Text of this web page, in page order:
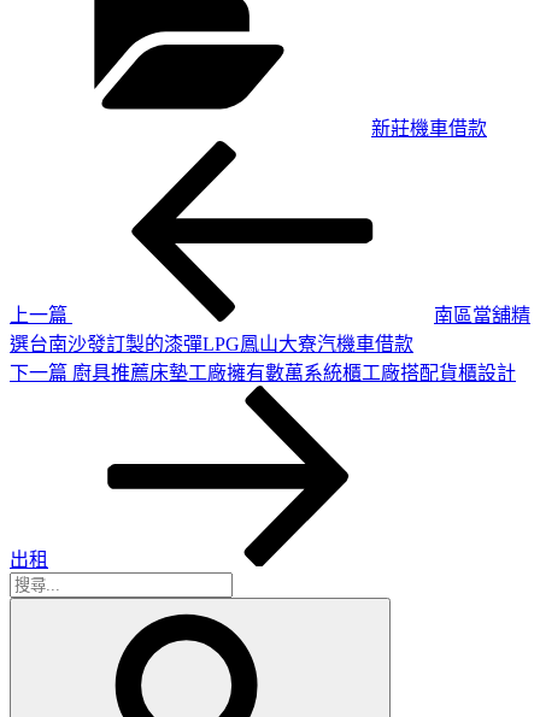
新莊機車借款
上一篇
南區當舖精
選台南沙發訂製的漆彈LPG鳳山大寮汽機車借款
下
下一篇 廚具推薦床墊工廠擁有數萬系統櫃工廠搭配貨櫃設計
出租
搜